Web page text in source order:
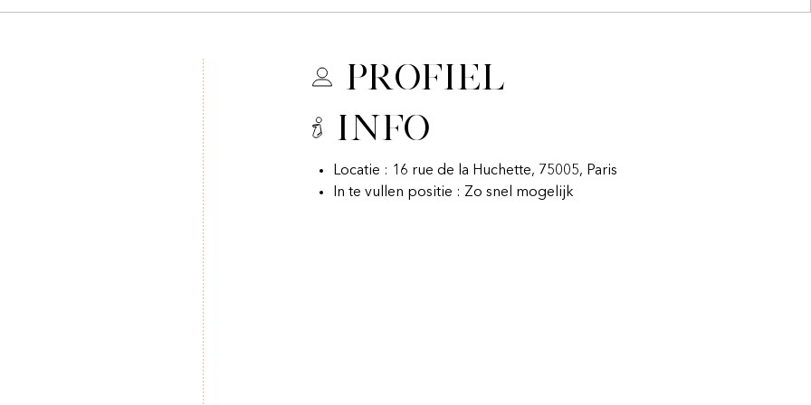
Profiel
Info
Locatie : 16 rue de la Huchette, 75005, Paris
In te vullen positie : Zo snel mogelijk